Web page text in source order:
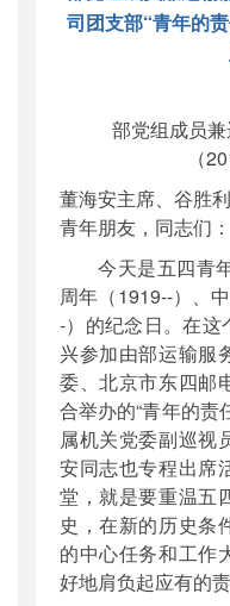
司团支部“青年的
部党组成员
（
董海安主席、谷胜
青年朋友，同志们：
今天是五四青
周年（1919--）、
-）的纪念日。在这
兴参加由部运输服
委、北京市东四邮
合举办的“青年的责
属机关党委副巡视
安同志也专程出席
堂，就是要重温五
史，在新的历史条
的中心任务和工作
好地肩负起应有的责